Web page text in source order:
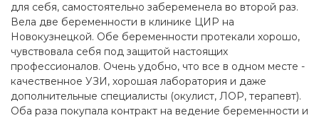
для себя, самостоятельно забеременела во второй раз.
Вела две беременности в клинике ЦИР на
Новокузнецкой. Обе беременности протекали хорошо,
чувствовала себя под защитой настоящих
профессионалов. Очень удобно, что все в одном месте -
качественное УЗИ, хорошая лаборатория и даже
дополнительные специалисты (окулист, ЛОР, терапевт).
Оба раза покупала контракт на ведение беременности и